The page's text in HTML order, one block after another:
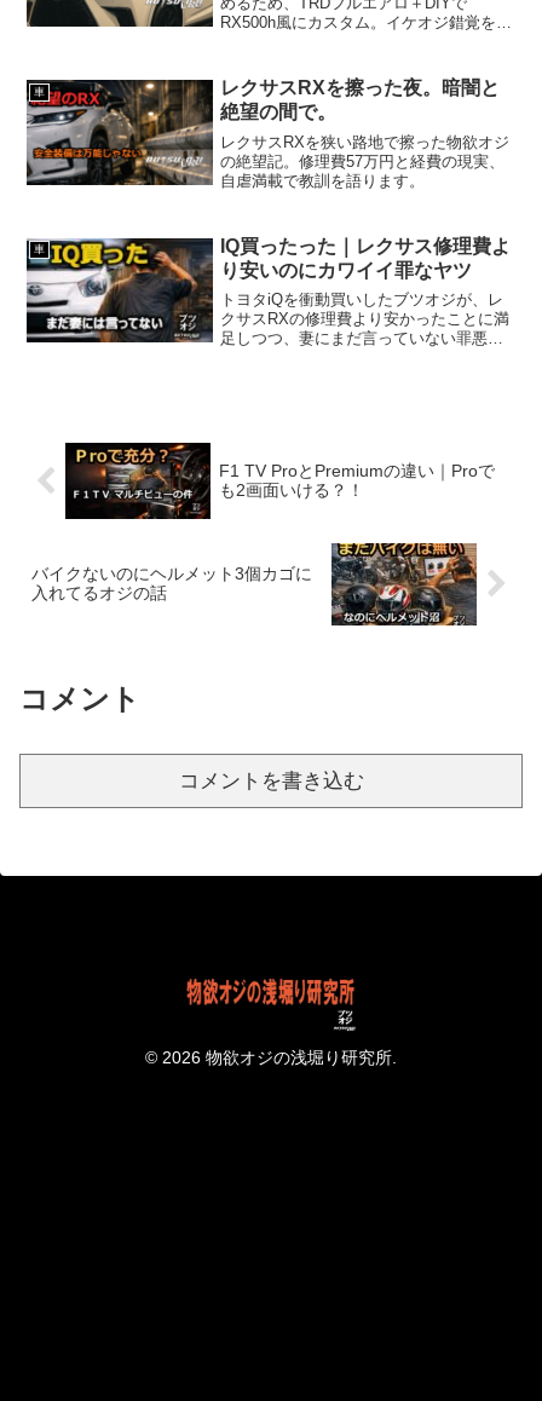
RX500h風にカスタム。イケオジ錯覚を目
車
レクサスRXを擦った夜。暗闇と
絶望の間で。
レクサスRXを狭い路地で擦った物欲オジ
の絶望記。修理費57万円と経費の現実、
自虐満載で教訓を語ります。
車
IQ買ったった｜レクサス修理費よ
り安いのにカワイイ罪なヤツ
トヨタiQを衝動買いしたブツオジが、レ
クサスRXの修理費より安かったことに満
足しつつ、妻にまだ言っていない罪悪感
F1 TV ProとPremiumの違い｜Proで
も2画面いける？！
バイクないのにヘルメット3個カゴに
入れてるオジの話
コメント
コメントを書き込む
© 2026 物欲オジの浅堀り研究所.